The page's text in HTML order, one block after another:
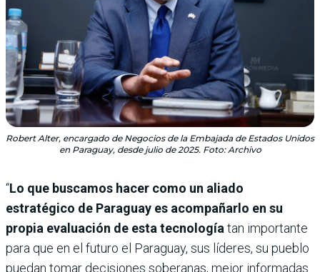
Robert Alter, encargado de Negocios de la Embajada de Estados Unidos
en Paraguay, desde julio de 2025. Foto: Archivo
“Lo que buscamos hacer como un aliado
estratégico de Paraguay es acompañarlo en su
propia evaluación de esta tecnología tan importante
para que en el futuro el Paraguay, sus líderes, su pueblo
puedan tomar decisiones soberanas, mejor informadas